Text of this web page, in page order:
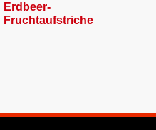
Erdbeer-
Fruchtaufstriche